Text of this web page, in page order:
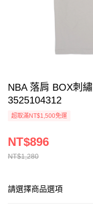
NBA 落肩 BOX刺
3525104312
超取滿NT$1,500免運
NT$1,280
NT$896
請選擇商品選項